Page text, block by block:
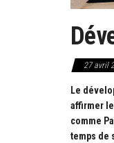
27 avril
Le
affirmer
comme
temps de